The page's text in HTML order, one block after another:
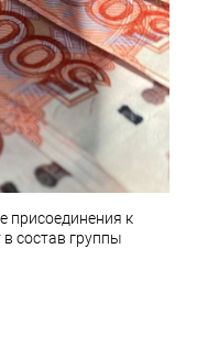
к
состав группы